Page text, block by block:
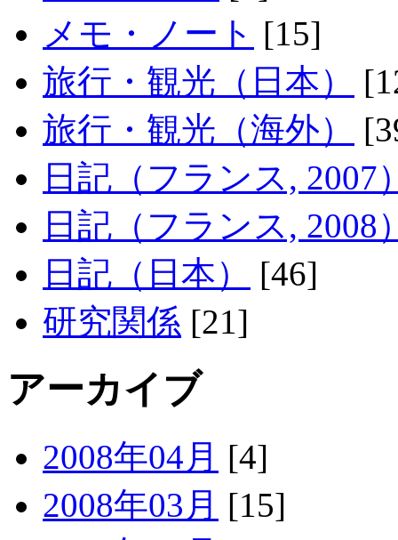
メモ・ノート [15]
旅行・観光（日本）
旅行・観光（海外）
日記（フランス, 2007
日記（フランス, 2008
日記（日本）
[46]
研究関係 [21]
アーカイブ
2008年04月 [4]
2008年03月 [15]